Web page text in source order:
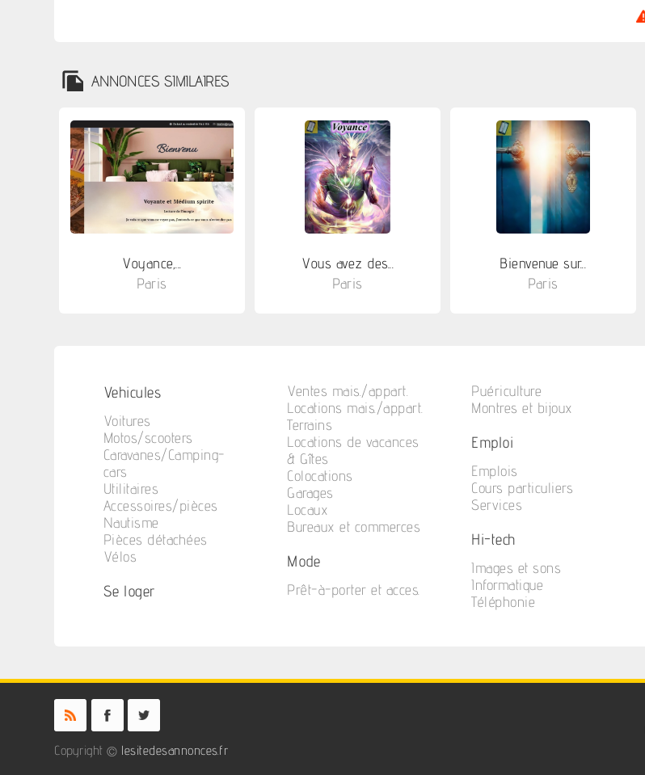
ANNONCES SIMILAIRES
Voyance,...
Paris
Vous avez des...
Paris
Bienvenue sur...
Paris
Vehicules
Voitures
Motos/scooters
Caravanes/Camping-
cars
Utilitaires
Accessoires/pièces
Nautisme
Pièces détachées
Vélos
Se loger
Ventes mais./appart.
Locations mais./appart.
Terrains
Locations de vacances
& Gîtes
Colocations
Garages
Locaux
Bureaux et commerces
Mode
Prêt-à-porter et acces.
Puériculture
Montres et bijoux
Emploi
Emplois
Cours particuliers
Services
Hi-tech
Images et sons
Informatique
Téléphonie
Copyright © lesitedesannonces.fr